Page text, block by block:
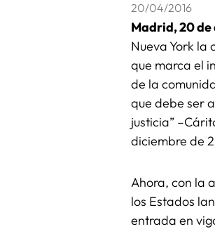
20/04/2016
Madrid, 20 de
Nueva York la
que marca el
de la
que debe ser
justicia”
diciembre de
Ahora, con la
los Estados
entrada en